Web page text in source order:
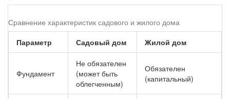
Сравнение характеристик садового и жилого дома
Параметр
Садовый дом Жилой дом
Фундамент
Не обязателен
(может быть
облегченным)
Обязателен
(капитальный)